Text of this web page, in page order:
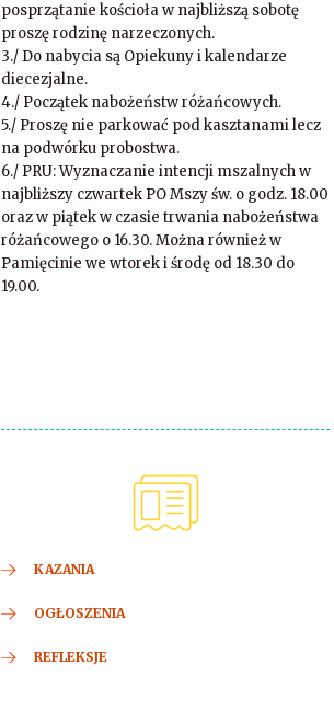
posprzątanie kościoła w najbliższą sobotę
proszę rodzinę narzeczonych.
3./ Do nabycia są Opiekuny i kalendarze
diecezjalne.
4./ Początek nabożeństw różańcowych.
5./ Proszę nie parkować pod kasztanami lecz
na podwórku probostwa.
6./ PRU: Wyznaczanie intencji mszalnych w
najbliższy czwartek PO Mszy św. o godz. 18.00
oraz w piątek w czasie trwania nabożeństwa
różańcowego o 16.30. Można również w
Pamięcinie we wtorek i środę od 18.30 do
19.00.
KAZANIA
OGŁOSZENIA
REFLEKSJE